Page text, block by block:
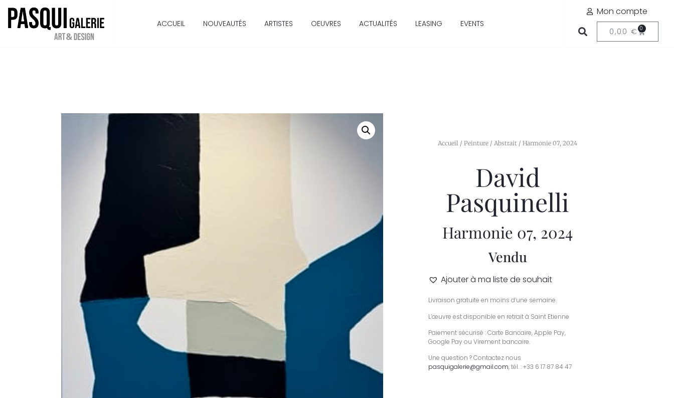
ACCUEIL NOUVEAUTÉS ARTISTES OEUVRES ACTUALITÉS LEASING EVENTS
Mon compte
0,00 € 0
Accueil /Peinture /Abstrait / Harmonie 07, 2024
David
Pasquinelli
Harmonie 07, 2024
Vendu
Ajouter à ma liste de souhait
Livraison gratuite en moins d’une semaine.
L’œuvre est disponible en retrait à Saint Etienne
Paiement sécurisé : Carte Bancaire, Apple Pay,
Google Pay ou Virement bancaire.
Une question ? Contactez nous
pasquigalerie@gmail.com, tél. : +33 6 17 87 84 47